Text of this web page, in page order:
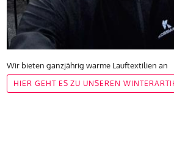
Wir bieten ganzjährig warme Lauftextilien an
HIER GEHT ES ZU UNSEREN